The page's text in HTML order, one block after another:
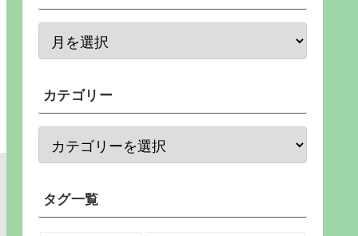
カテゴリー
タグ一覧